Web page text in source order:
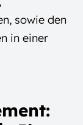
sowie den
in einer